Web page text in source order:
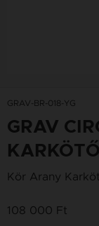
GRAV-BR-018-YG
GRAV
KARKÖTŐ
Kör Arany
108 000 Ft